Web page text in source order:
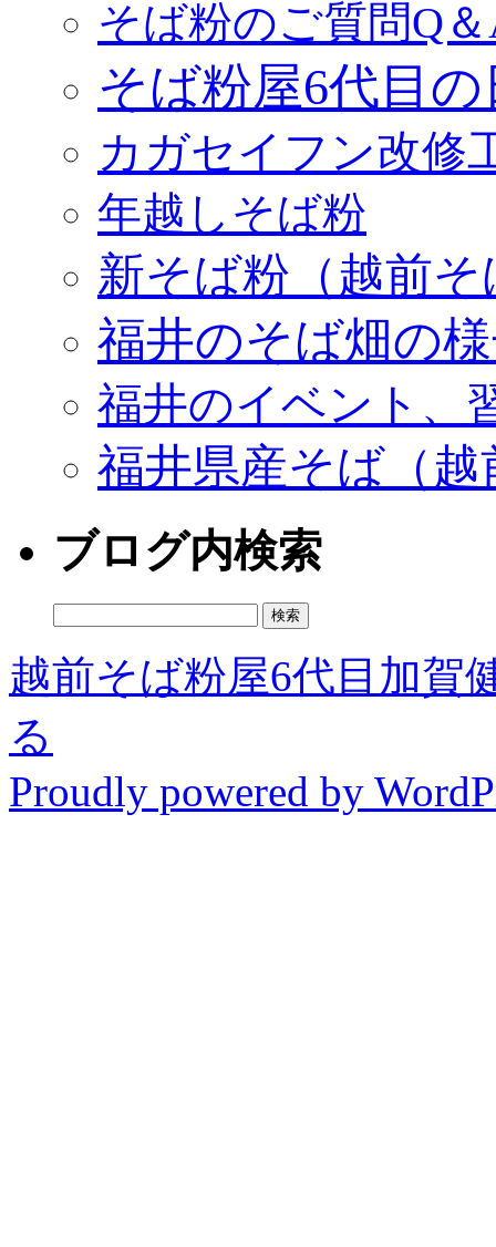
そば粉のご質問Q
そば粉屋6代目
カガセイフン改修
年越しそば粉
新そば粉（越前そ
福井のそば畑の
福井のイベント、
福井県産そば（越
ブログ内検索
越前そば粉屋6代目加賀
る
Proudly powered by